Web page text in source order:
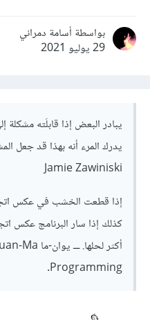
بواسطة أسامة دمراني
29 يوليو 2021
يبادر البعض إذا قابلَته مشكلة
يدرك المرء أنه بهذا قد جعل
Jamie Zawiniski
إذا قطعت الخشب في عكس
كذلك إذا سار البرنامج عكس
Programming.